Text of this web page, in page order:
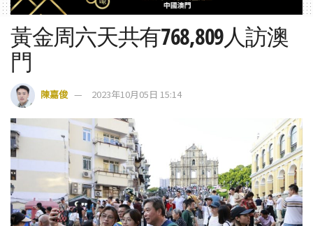
黃金周六天共有768,809人訪澳
門
陳嘉俊 2023年10月05日 15:14